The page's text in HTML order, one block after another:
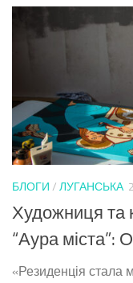
БЛОГИ / ЛУГАНСЬКА
Художниця та
“Аура
«Резиденція стала